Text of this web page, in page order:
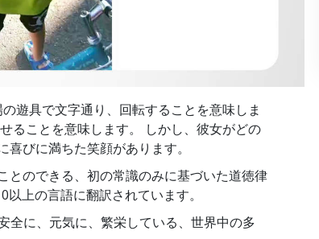
勉強の技術
遊具で文字通り、回転することを意味しま
ることを意味します。 しかし、彼女がどの
びに満ちた笑顔があります。
とのできる、初の常識のみに基づいた道徳律
上の言語に翻訳されています。
全に、元気に、繁栄している、世界中の多